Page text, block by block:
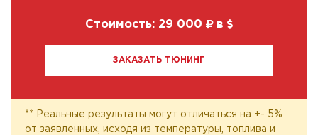
Стоимость: 29 000 в
ЗАКАЗАТЬ ТЮНИНГ
** Реальные результаты могут отличаться на +- 5%
от заявленных, исходя из температуры, топлива и